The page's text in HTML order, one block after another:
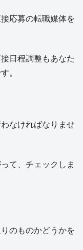
応募の転職媒体を
日程調整もあなた
。
なければなりませ
て、チェックしま
のものかどうかを